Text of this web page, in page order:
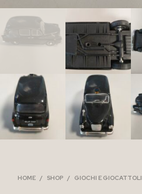
HOME / SHOP / GIOCHI E GIOCATTOLI